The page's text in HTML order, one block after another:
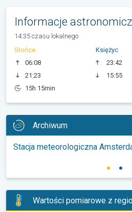
Informacje
14:35 czasu lokalnego
Słońce
06:08
21:23
15h 15min
Księżyc
23:42
15:55
Archiwum
Stacja meteorologiczna
Wartości pomiarowe z